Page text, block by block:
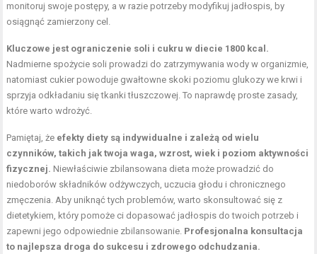
monitoruj swoje postępy, a w razie potrzeby modyfikuj jadłospis, by
osiągnąć zamierzony cel.
Kluczowe jest ograniczenie soli i cukru w diecie 1800 kcal.
Nadmierne spożycie soli prowadzi do zatrzymywania wody w organizmie,
natomiast cukier powoduje gwałtowne skoki poziomu glukozy we krwi i
sprzyja odkładaniu się tkanki tłuszczowej. To naprawdę proste zasady,
które warto wdrożyć.
Pamiętaj, że efekty diety są indywidualne i zależą od wielu
czynników, takich jak twoja waga, wzrost, wiek i poziom aktywności
fizycznej. Niewłaściwie zbilansowana dieta może prowadzić do
niedoborów składników odżywczych, uczucia głodu i chronicznego
zmęczenia. Aby uniknąć tych problemów, warto skonsultować się z
dietetykiem, który pomoże ci dopasować jadłospis do twoich potrzeb i
zapewni jego odpowiednie zbilansowanie. Profesjonalna konsultacja
to najlepsza droga do sukcesu i zdrowego odchudzania.